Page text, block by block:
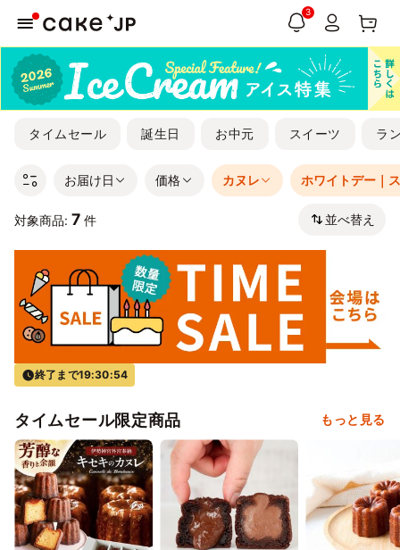
3
タイムセール 誕生日 お中元 スイーツ ラ
お届け日 価格 カヌレ ホワイトデー｜
対象商品: 7 件 並べ替え
終了まで19:30:54
タイムセール限定商品 もっと見る